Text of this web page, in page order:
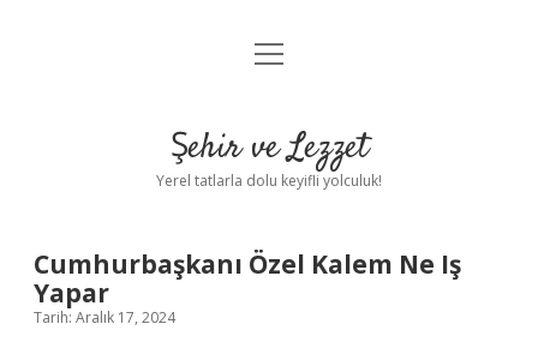
Anasayfa
Yasal Uyarı
menüyü
Şehir ve Lezzet
Yerel tatlarla dolu keyifli yolculuk!
Cumhurbaşkanı Özel Kalem Ne Iş
Yapar
Tarih: Aralık 17, 2024